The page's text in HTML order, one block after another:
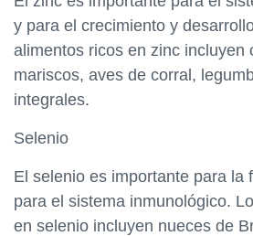
y para el crecimiento y
alimentos ricos en zinc incluyen
mariscos, aves de corral,
integrales.
Selenio
El selenio es importante para la
para el sistema inmunológico.
en selenio incluyen nueces de